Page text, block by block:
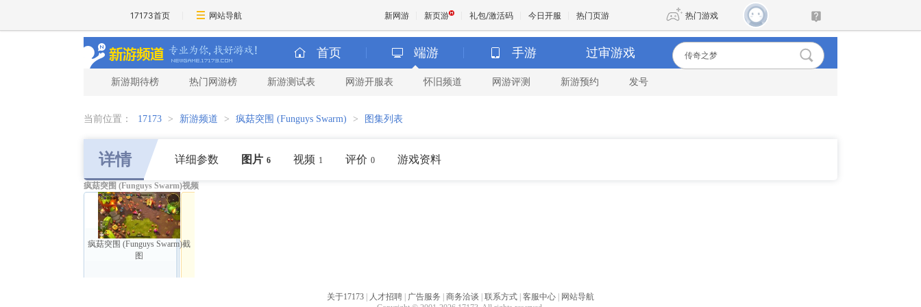
17173首页 网站导航 新网游 新页游 礼包/激活码 今日开服 热门页游 热门游戏
魔兽 DNF
首页 端游 手游 过审游戏
新游期待榜 热门网游榜 新游测试表 网游开服表 怀旧频道 网游评测 新游预约 发号
当前位置： 17173 > 新游频道 > 疯菇突围 (Funguys Swarm) > 图集列表
详情 详细参数 图片 6 视频 1 评价 0 游戏资料
疯菇突围 (Funguys Swarm)视频
疯菇突围 (Funguys Swarm)截
图
关于17173 人才招聘 广告服务 商务洽谈 联系方式 客服中心
网站导航